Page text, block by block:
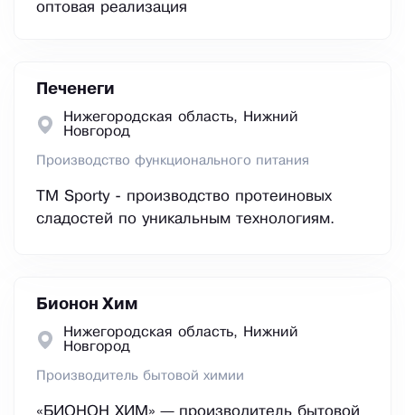
оптовая реализация
Печенеги
Нижегородская область, Нижний
Новгород
Производство функционального питания
ТМ Sporty - производство протеиновых
сладостей по уникальным технологиям.
Бионон Хим
Нижегородская область, Нижний
Новгород
Производитель бытовой химии
«БИОНОН ХИМ» — производитель бытовой